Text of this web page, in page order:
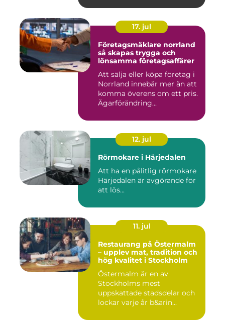
17. jul
Företagsmäklare norrland
så skapas trygga och
lönsamma företagsaffärer
Att sälja eller köpa företag i
Norrland innebär mer än att
komma överens om ett pris.
Ägarförändring...
12. jul
Rörmokare i Härjedalen
Att ha en pålitlig rörmokare
Härjedalen är avgörande för
att lös...
11. jul
Restaurang på Östermalm
– upplev mat, tradition och
hög kvalitet i Stockholm
Östermalm är en av
Stockholms mest
uppskattade stadsdelar och
lockar varje år b&arin...